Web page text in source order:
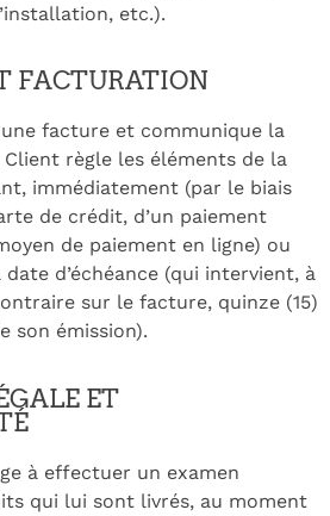
etc.).
FACTURATION
facture et communique la
règle les éléments de la
immédiatement (par le biais
de crédit, d’un paiement
de paiement en ligne) ou
d’échéance (qui intervient, à
sur le facture, quinze (15)
son émission).
ET
à effectuer un examen
qui lui sont livrés, au moment